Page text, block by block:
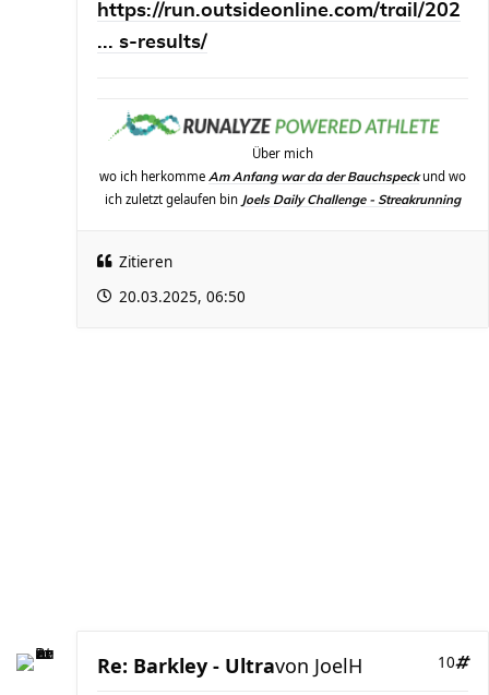
https://run.outsideonline.com/trail/202
... s-results/
Über mich
wo ich herkomme Am Anfang war da der Bauchspeckund wo
ich zuletzt gelaufen bin Joels Daily Challenge - Streakrunning
Zitieren
20.03.2025, 06:50
Re: Barkley - Ultra 10
von JoelH